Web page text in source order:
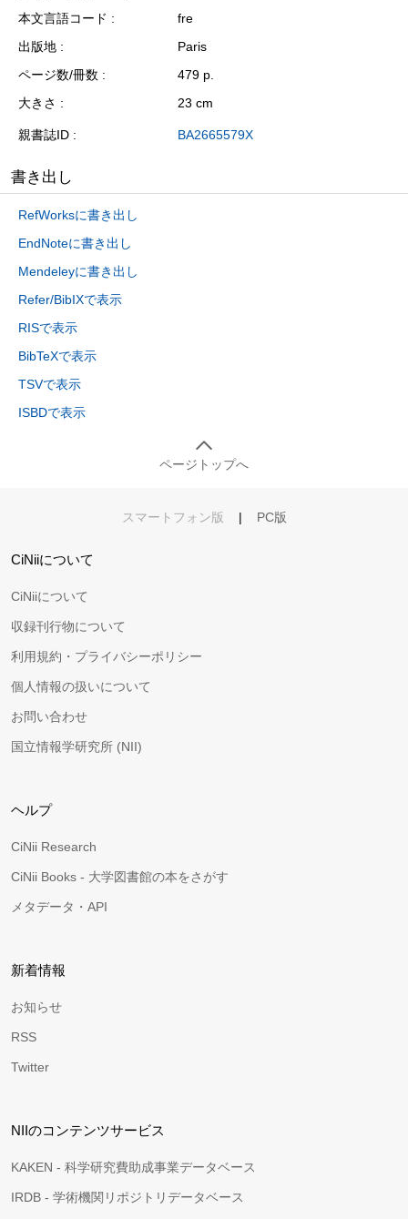
本文言語コード
fre
出版地
Paris
ページ数/冊数
479 p.
大きさ
23 cm
親書誌ID BA2665579X
書き出し
RefWorksに書き出し
EndNoteに書き出し
Mendeleyに書き出し
Refer/BibIXで表示
RISで表示
BibTeXで表示
TSVで表示
ISBDで表示
ページトップへ
スマートフォン版 | PC版
CiNiiについて
CiNiiについて
収録刊行物について
利用規約・プライバシーポリシー
個人情報の扱いについて
お問い合わせ
国立情報学研究所 (NII)
ヘルプ
CiNii Research
CiNii Books - 大学図書館の本をさがす
メタデータ・API
新着情報
お知らせ
RSS
Twitter
NIIのコンテンツサービス
KAKEN - 科学研究費助成事業データベース
IRDB - 学術機関リポジトリデータベース